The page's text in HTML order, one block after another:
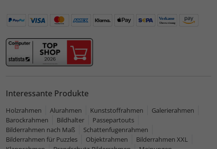
Interessante Produkte
Holzrahmen Alurahmen Kunststoffrahmen
Galerierahmen
Barockrahmen
Bildhalter
Passepartouts
Bilderrahmen nach Maß
Schattenfugenrahmen
Bilderrahmen für Puzzles
Objektrahmen
Bilderrahmen XXL